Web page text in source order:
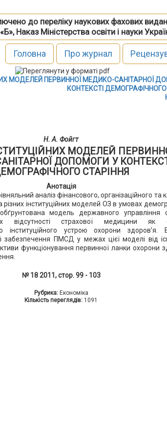
до переліку наукових фахових
Наказ Міністерства освіти і науки
Головна Про журнал
МОДЕЛЕЙ ПЕРВИННОЇ МЕДИКО-САНІТАРНОЇ
КОНТЕКСТІ ДЕМОГРАФІЧНОГО
Н. А. Фойгт
МОДЕЛЕЙ
ДОПОМОГИ У
СТАРІННЯ
Анотація
аналіз фінансового, організаційного та
інституційних моделей ОЗ в умовах
модель державного управління
відсутності страхової медицини як
інституційного устрою охорони здоров’я.
забезпечення ПМСД у межах цієї моделі від
функціонування первинної ланки охорони
№ 18 2011, стор. 99 - 103
Рубрика: Економіка
Кількість переглядів: 1091